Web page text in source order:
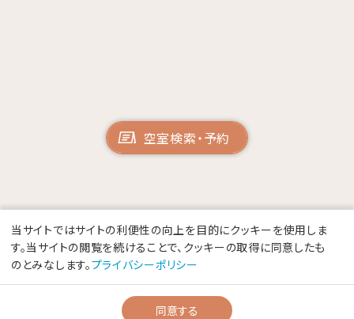
空室検索・予約
当サイトではサイトの利便性の向上を目的にクッキーを使用しま
す。当サイトの閲覧を続けることで、クッキーの取得に同意したも
のとみなします。プライバシーポリシー
同意する